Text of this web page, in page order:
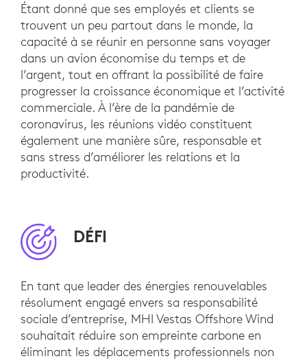
Étant donné que ses employés et clients se
trouvent un peu partout dans le monde, la
capacité à se réunir en personne sans voyager
dans un avion économise du temps et de
l’argent, tout en offrant la possibilité de faire
progresser la croissance économique et l’activité
commerciale. À l’ère de la pandémie de
coronavirus, les réunions vidéo constituent
également une manière sûre, responsable et
sans stress d’améliorer les relations et la
productivité.
DÉFI
En tant que leader des énergies renouvelables
résolument engagé envers sa responsabilité
sociale d’entreprise, MHI Vestas Offshore Wind
souhaitait réduire son empreinte carbone en
éliminant les déplacements professionnels non